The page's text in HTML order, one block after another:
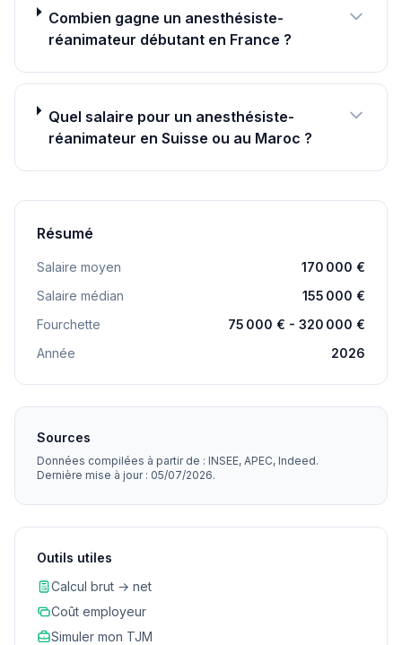
Combien gagne un anesthésiste-
réanimateur débutant en France ?
Quel salaire pour un anesthésiste-
réanimateur en Suisse ou au Maroc ?
Résumé
Salaire moyen
170 000 €
Salaire médian
155 000 €
Fourchette
75 000 € - 320 000 €
Année
2026
Sources
Données compilées à partir de : INSEE, APEC, Indeed.
Dernière mise à jour : 05/07/2026.
Outils utiles
Calcul brut → net
Coût employeur
Simuler mon TJM